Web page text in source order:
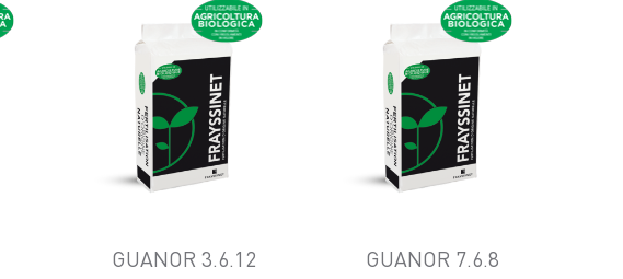
GUANOR 3.6.12 GUANOR 7.6.8